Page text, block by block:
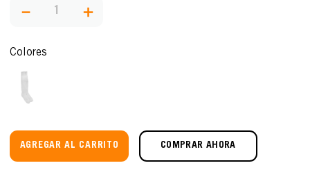
＋
－
Colores
AGREGAR AL CARRITO COMPRAR AHORA